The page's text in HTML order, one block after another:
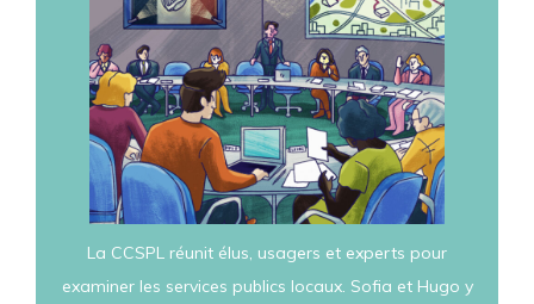
La CCSPL réunit élus, usagers et experts pour
examiner les services publics locaux. Sofia et Hugo y